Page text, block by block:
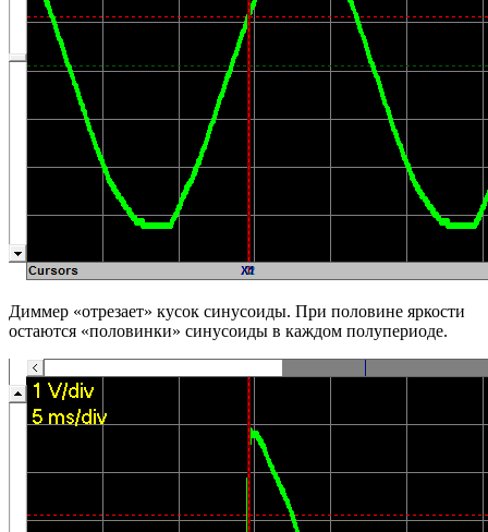
Диммер «отрезает» кусок синусоиды. При половине яркости
остаются «половинки» синусоиды в каждом полупериоде.